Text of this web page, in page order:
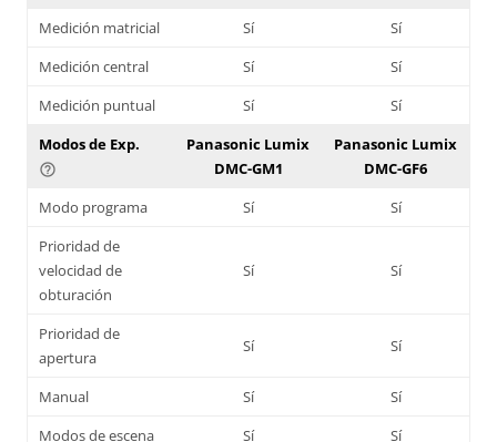
Medición matricial
Sí
Sí
Medición central
Sí
Sí
Medición puntual
Sí
Sí
Modos de Exp.
help_outline
Panasonic Lumix
DMC-GM1
Panasonic Lumix
DMC-GF6
Modo programa
Sí
Sí
Prioridad de
velocidad de
obturación
Sí Sí
Prioridad de
apertura
Sí Sí
Manual Sí
Sí
Modos de escena
Sí Sí